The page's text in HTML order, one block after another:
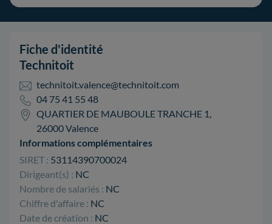
Fiche d'identité
Technitoit
technitoit.valence@technitoit.com
04 75 41 55 48
QUARTIER DE MAUBOULE TRANCHE 1,
26000 Valence
Informations complémentaires
SIRET : 53114390700024
Dirigeant(s) : NC
Nombre de salariés : NC
Chiffre d'affaire : NC
Date de création : NC